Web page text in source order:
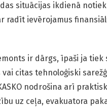
situācijas ikdienā
radīt ievērojamus
ir dārgs, īpaši ja tiek
citas tehnoloģiski
nodrošina arī
uz ceļa, evakuatora